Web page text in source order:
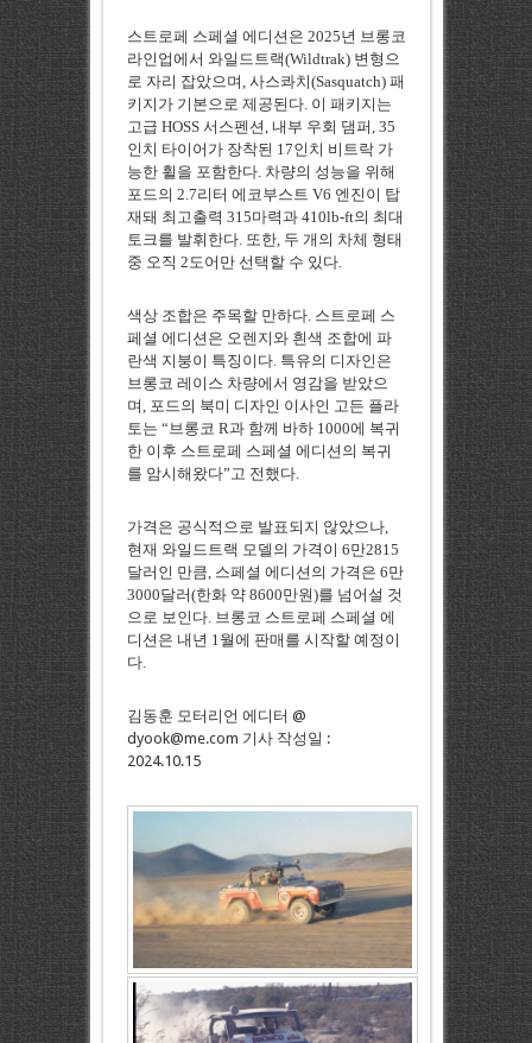
스트로페 스페셜 에디션은 2025년 브롱코
라인업에서 와일드트랙(Wildtrak) 변형으
로 자리 잡았으며, 사스콰치(Sasquatch) 패
키지가 기본으로 제공된다. 이 패키지는
고급 HOSS 서스펜션, 내부 우회 댐퍼, 35
인치 타이어가 장착된 17인치 비트락 가
능한 휠을 포함한다. 차량의 성능을 위해
포드의 2.7리터 에코부스트 V6 엔진이 탑
재돼 최고출력 315마력과 410lb-ft의 최대
토크를 발휘한다. 또한, 두 개의 차체 형태
중 오직 2도어만 선택할 수 있다.
색상 조합은 주목할 만하다. 스트로페 스
페셜 에디션은 오렌지와 흰색 조합에 파
란색 지붕이 특징이다. 특유의 디자인은
브롱코 레이스 차량에서 영감을 받았으
며, 포드의 북미 디자인 이사인 고든 플라
토는 “브롱코 R과 함께 바하 1000에 복귀
한 이후 스트로페 스페셜 에디션의 복귀
를 암시해왔다”고 전했다.
가격은 공식적으로 발표되지 않았으나,
현재 와일드트랙 모델의 가격이 6만2815
달러인 만큼, 스페셜 에디션의 가격은 6만
3000달러(한화 약 8600만원)를 넘어설 것
으로 보인다. 브롱코 스트로페 스페셜 에
디션은 내년 1월에 판매를 시작할 예정이
다.
김동훈 모터리언 에디터 @
dyook@me.com 기사 작성일 :
2024.10.15